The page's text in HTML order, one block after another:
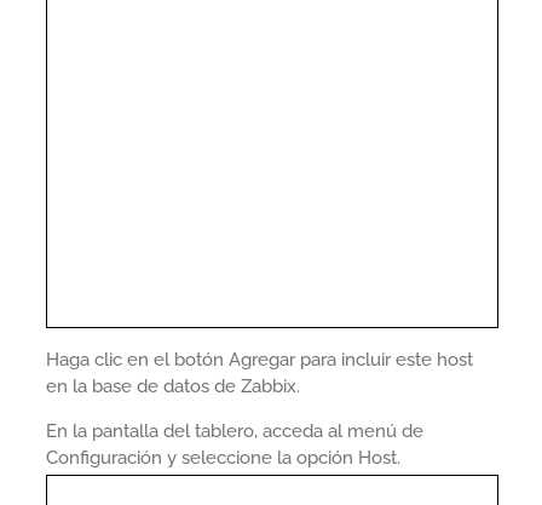
Haga clic en el botón Agregar para incluir este host
en la base de datos de Zabbix.
En la pantalla del tablero, acceda al menú de
Configuración y seleccione la opción Host.